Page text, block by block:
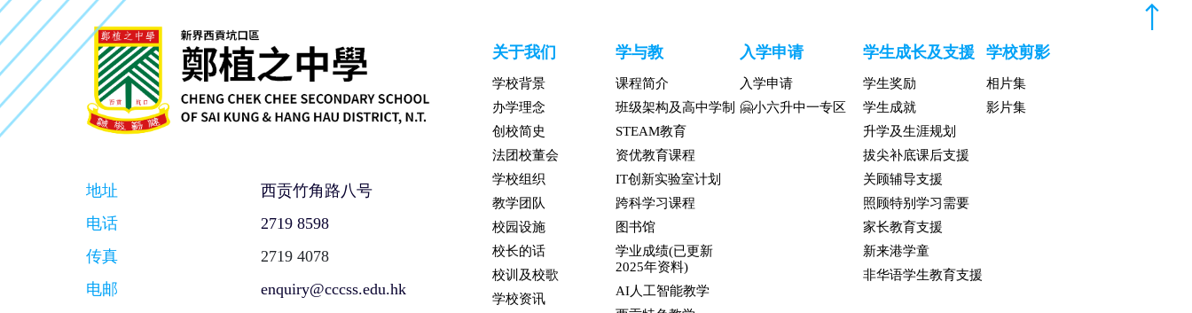
地址
西贡竹角路八号
电话
2719 8598
传真
2719 4078
电邮
enquiry@cccss.edu.hk
关于我们
学校背景
办学理念
创校简史
法团校董会
学校组织
教学团队
校园设施
校长的话
校训及校歌
学校资讯
学与教
课程简介
班级架构及高中学制
STEAM教育
资优教育课程
IT创新实验室计划
跨科学习课程
图书馆
学业成绩(已更新
2025年资料)
AI人工智能教学
入学申请
入学申请
🤗小六升中一专区
学生成长及支援
学生奖励
学生成就
升学及生涯规划
拔尖补底课后支援
关顾辅导支援
照顾特别学习需要
家长教育支援
新来港学童
非华语学生教育支援
学校剪影
相片集
影片集